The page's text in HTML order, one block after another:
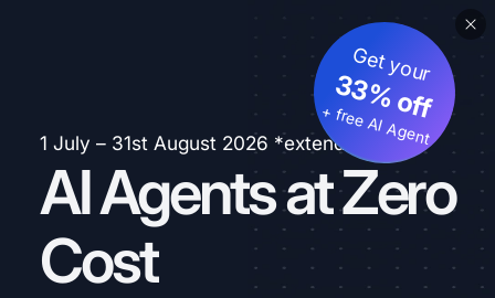
1 July – 31st August 2026 *extended
AI Agents at Zero
Cost
Get your
33% off
+ free AI Agent